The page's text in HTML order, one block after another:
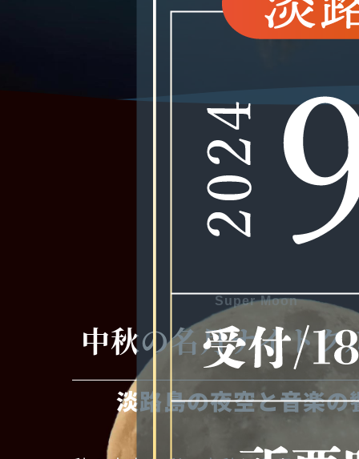
Super Moon
中秋の名月ナイトク
淡路島の夜空と音楽の